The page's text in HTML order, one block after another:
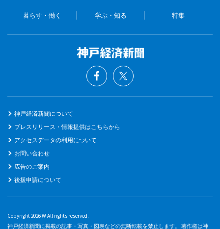
暮らす・働く 学ぶ・知る 特集
神戸経済新聞について
プレスリリース・情報提供はこちらから
アクセスデータの利用について
お問い合わせ
広告のご案内
後援申請について
Copyright 2026 W All rights reserved.
神戸経済新聞に掲載の記事・写真・図表などの無断転載を禁止します。 著作権は神